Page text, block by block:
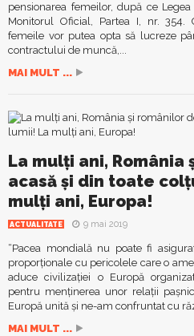
pensionarea femeilor, după ce
Monitorul Oficial, Partea I, nr. 354.
femeile vor putea opta să lucreze
contractului de muncă,...
MAI MULT ...
La mulți ani, România
acasă și din toate
mulți ani, Europa!
ACTUALITATE 9 mai 2019
“Pacea mondială nu poate fi
proporţionale cu pericolele care o
aduce civilizaţiei o Europă
pentru menţinerea unor relaţii
Europă unită şi ne-am confruntat cu
MAI MULT ...